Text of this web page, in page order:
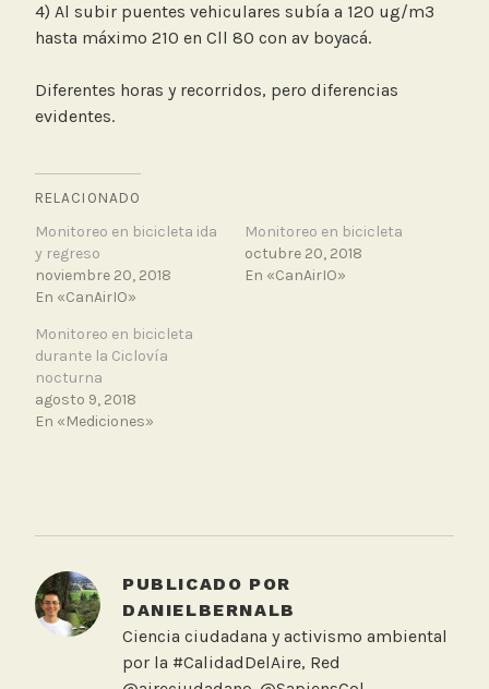
4) Al subir puentes vehiculares subía a 120 ug/m3
hasta máximo 210 en Cll 80 con av boyacá.
Diferentes horas y recorridos, pero diferencias
evidentes.
RELACIONADO
Monitoreo en bicicleta ida
y regreso
noviembre 20, 2018
En «CanAirIO»
Monitoreo en bicicleta
octubre 20, 2018
En «CanAirIO»
Monitoreo en bicicleta
durante la Ciclovía
nocturna
agosto 9, 2018
En «Mediciones»
e
d
PUBLICADO POR
DANIELBERNALB
Ciencia ciudadana y activismo ambiental
por la #CalidadDelAire, Red